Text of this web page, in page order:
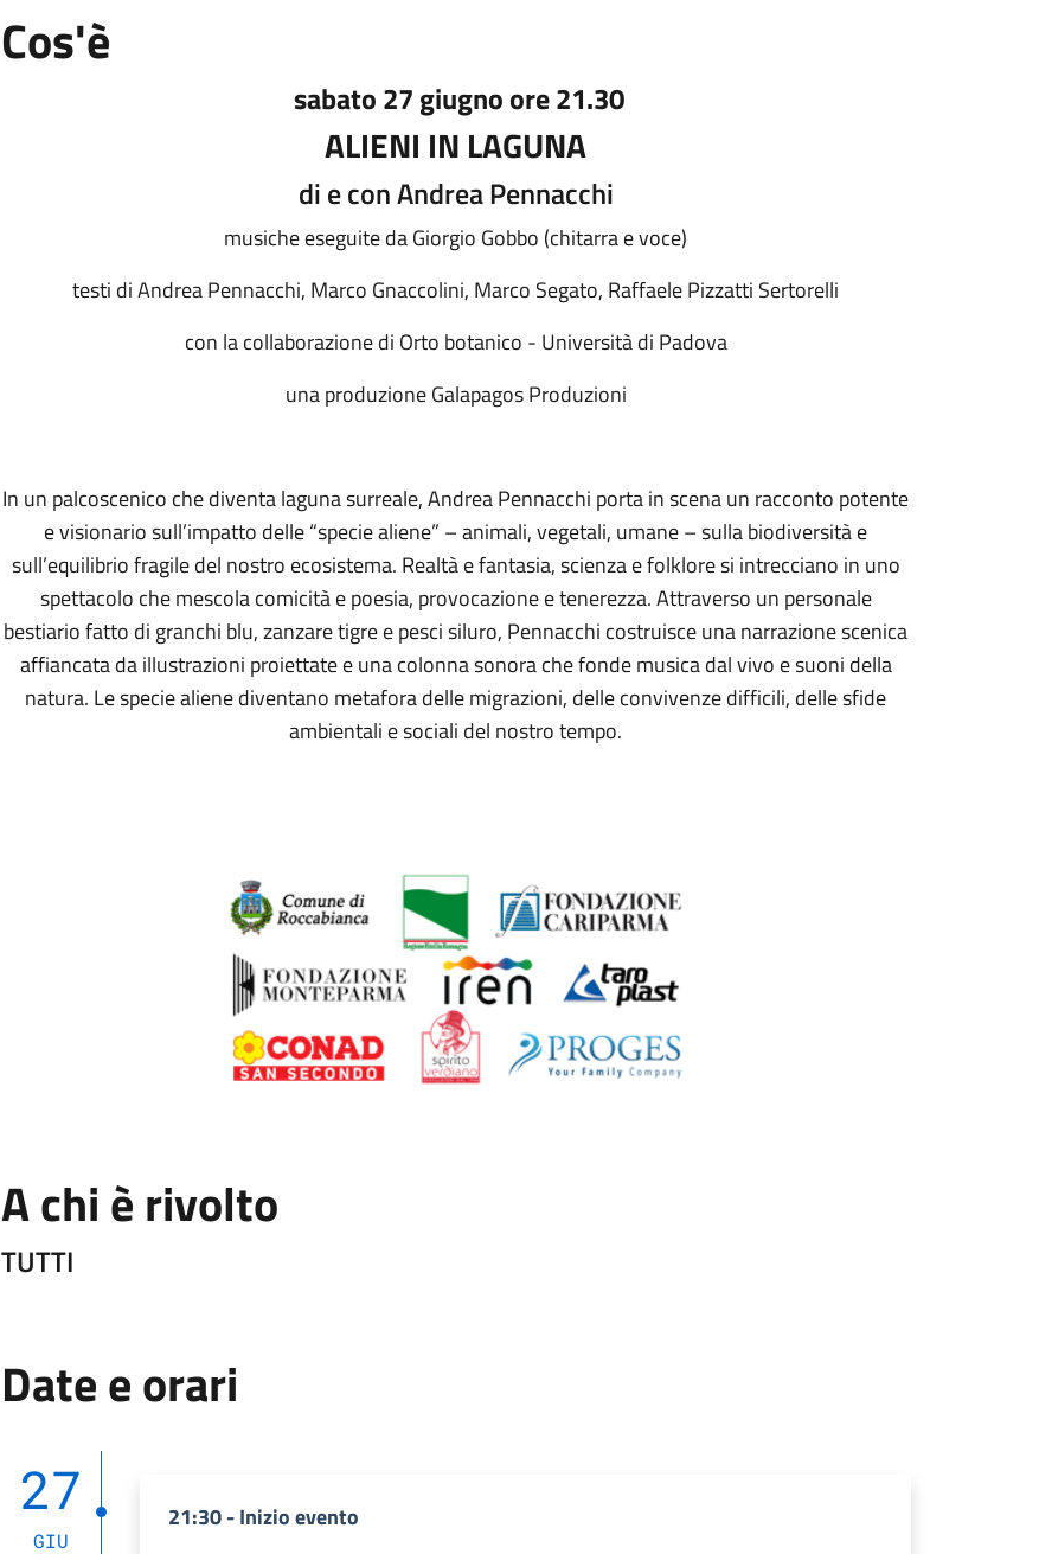
Cos'è
sabato 27 giugno ore 21.30
ALIENI IN LAGUNA
di e con Andrea Pennacchi
musiche eseguite da Giorgio Gobbo (chitarra e voce)
testi di Andrea Pennacchi, Marco Gnaccolini, Marco Segato, Raffaele Pizzatti Sertorelli
con la collaborazione di Orto botanico - Università di Padova
una produzione Galapagos Produzioni
In un palcoscenico che diventa laguna surreale, Andrea Pennacchi porta in scena un racconto potente
e visionario sull’impatto delle “specie aliene” – animali, vegetali, umane – sulla biodiversità e
sull’equilibrio fragile del nostro ecosistema. Realtà e fantasia, scienza e folklore si intrecciano in uno
spettacolo che mescola comicità e poesia, provocazione e tenerezza. Attraverso un personale
bestiario fatto di granchi blu, zanzare tigre e pesci siluro, Pennacchi costruisce una narrazione scenica
affiancata da illustrazioni proiettate e una colonna sonora che fonde musica dal vivo e suoni della
natura. Le specie aliene diventano metafora delle migrazioni, delle convivenze difficili, delle sfide
ambientali e sociali del nostro tempo.
A chi è rivolto
TUTTI
Date e orari
27
GIU
21:30 - Inizio evento